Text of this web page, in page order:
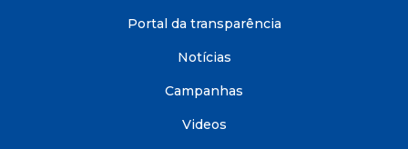
Portal da transparência
Notícias
Campanhas
Videos